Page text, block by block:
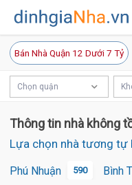
Bán Nhà Quận 12 Dưới 7 Tỷ
Chọn quận
Thông tin nhà không
Lựa chọn nhà tương tự
Phú Nhuận 590 Bình